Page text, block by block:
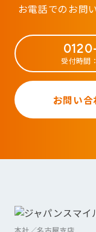
お電話でのお問
受付時間
お問い合